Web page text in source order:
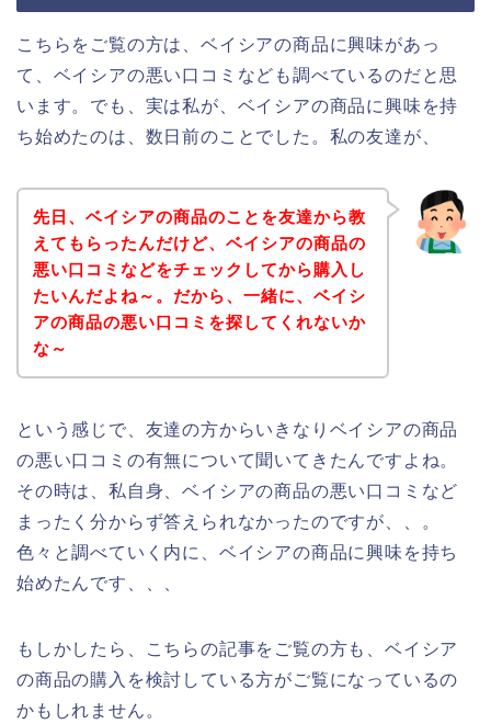
こちらをご覧の方は、ベイシアの商品に興味があっ
て、ベイシアの悪い口コミなども調べているのだと思
います。でも、実は私が、ベイシアの商品に興味を持
ち始めたのは、数日前のことでした。私の友達が、
先日、ベイシアの商品のことを友達から教
えてもらったんだけど、ベイシアの商品の
悪い口コミなどをチェックしてから購入し
たいんだよね～。だから、一緒に、ベイシ
アの商品の悪い口コミを探してくれないか
な～
という感じで、友達の方からいきなりベイシアの商品
の悪い口コミの有無について聞いてきたんですよね。
その時は、私自身、ベイシアの商品の悪い口コミなど
まったく分からず答えられなかったのですが、、。
色々と調べていく内に、ベイシアの商品に興味を持ち
始めたんです、、、
もしかしたら、こちらの記事をご覧の方も、ベイシア
の商品の購入を検討している方がご覧になっているの
かもしれません。